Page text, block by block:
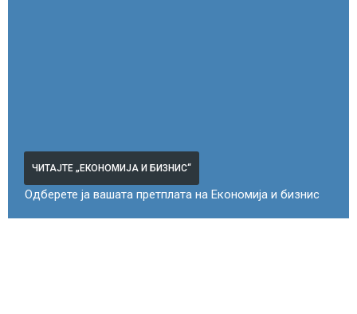
ЧИТАЈТЕ „ЕКОНОМИЈА И БИЗНИС“
Одберете ја вашата претплата на Економија и бизнис